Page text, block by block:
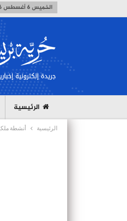
الخميس 6 أغسطس 2026
الرئيسية
الرئيسية أنشطة